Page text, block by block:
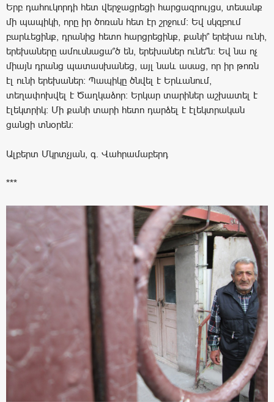
Երբ դահուկորդի հետ վերջացրեցի հարցազրույցս, տեսանք
մի պապիկի, որը իր ծոռան հետ էր շրջում: Եվ սկզբում
բարևեցինք, դրանից հետո հարցրեցինք, քանի՞ երեխա ունի,
երեխաները ամուսնացա՞ծ են, երեխաներ ունե՞ն: Եվ նա ոչ
միայն դրանց պատասխանեց, այլ նաև ասաց, որ իր թոռն
էլ ունի երեխաներ: Պապիկը ծնվել է Երևանում,
տեղափոխվել է Ծաղկաձոր: Երկար տարիներ աշխատել է
էլեկտրիկ: Մի քանի տարի հետո դարձել է էլեկտրական
ցանցի տնօրեն:
Ալբերտ Մկրտչյան, գ. Վահրամաբերդ
***